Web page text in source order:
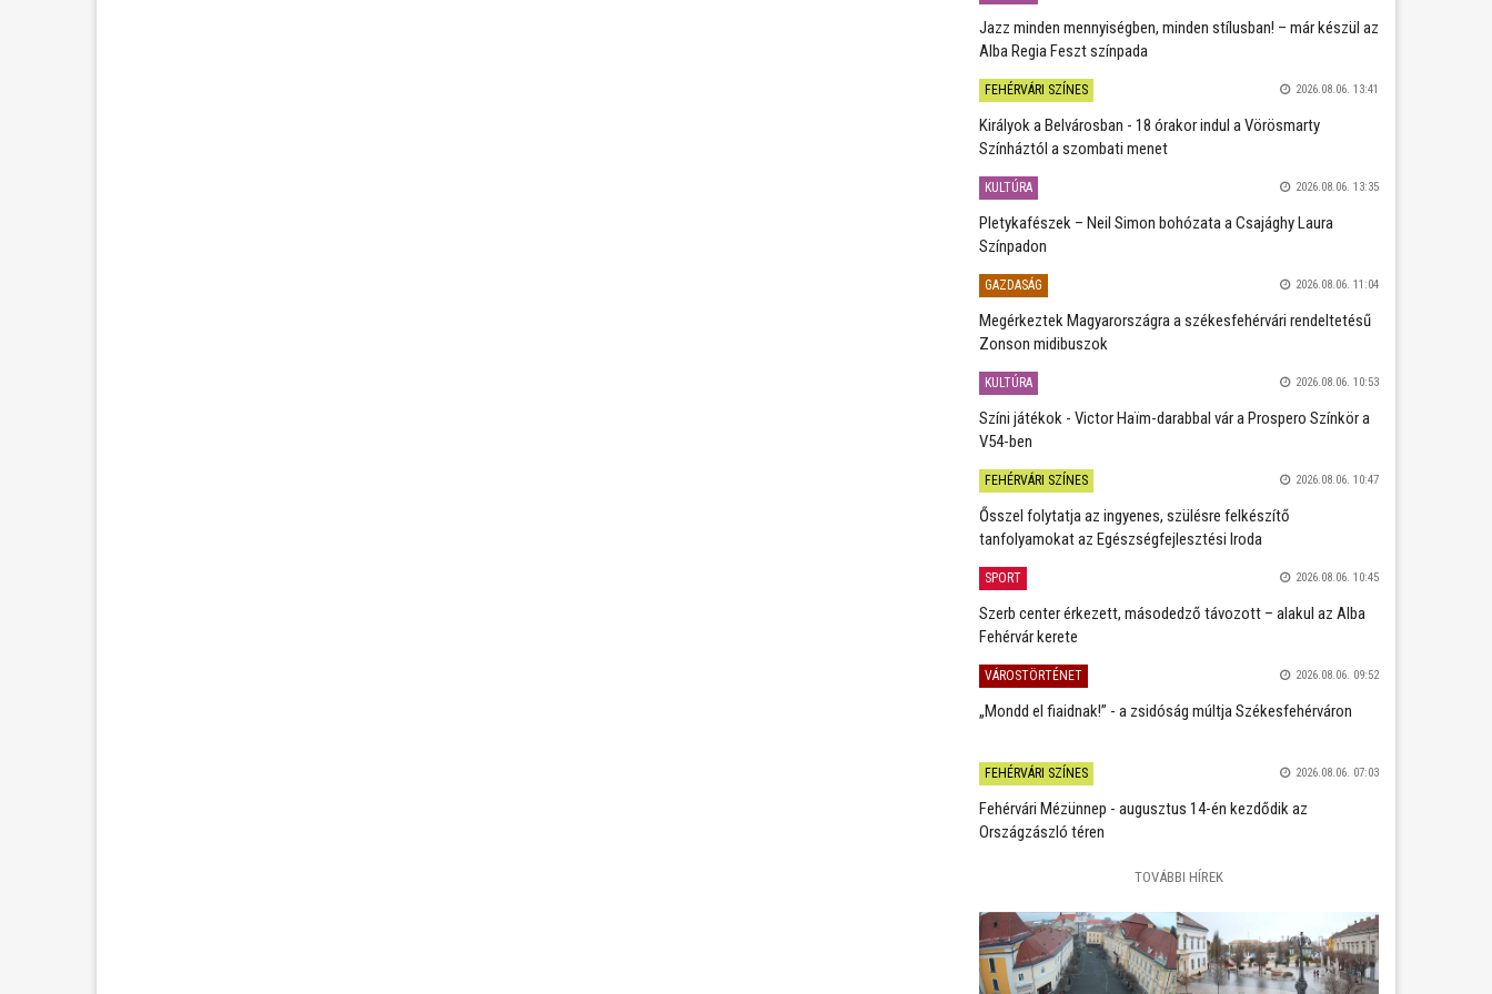
Jazz minden mennyiségben, minden stílusban! – már készül az
Alba Regia Feszt színpada
FEHÉRVÁRI SZÍNES 2026.08.06. 13:41
Királyok a Belvárosban - 18 órakor indul a Vörösmarty
Színháztól a szombati menet
KULTÚRA 2026.08.06. 13:35
Pletykafészek – Neil Simon bohózata a Csajághy Laura
Színpadon
GAZDASÁG 2026.08.06. 11:04
Megérkeztek Magyarországra a székesfehérvári rendeltetésű
Zonson midibuszok
KULTÚRA 2026.08.06. 10:53
Színi játékok - Victor Haïm-darabbal vár a Prospero Színkör a
V54-ben
FEHÉRVÁRI SZÍNES 2026.08.06. 10:47
Ősszel folytatja az ingyenes, szülésre felkészítő
tanfolyamokat az Egészségfejlesztési Iroda
SPORT 2026.08.06. 10:45
Szerb center érkezett, másodedző távozott – alakul az Alba
Fehérvár kerete
VÁROSTÖRTÉNET 2026.08.06. 09:52
„Mondd el fiaidnak!” - a zsidóság múltja Székesfehérváron
FEHÉRVÁRI SZÍNES 2026.08.06. 07:03
Fehérvári Mézünnep - augusztus 14-én kezdődik az
Országzászló téren
TOVÁBBI HÍREK